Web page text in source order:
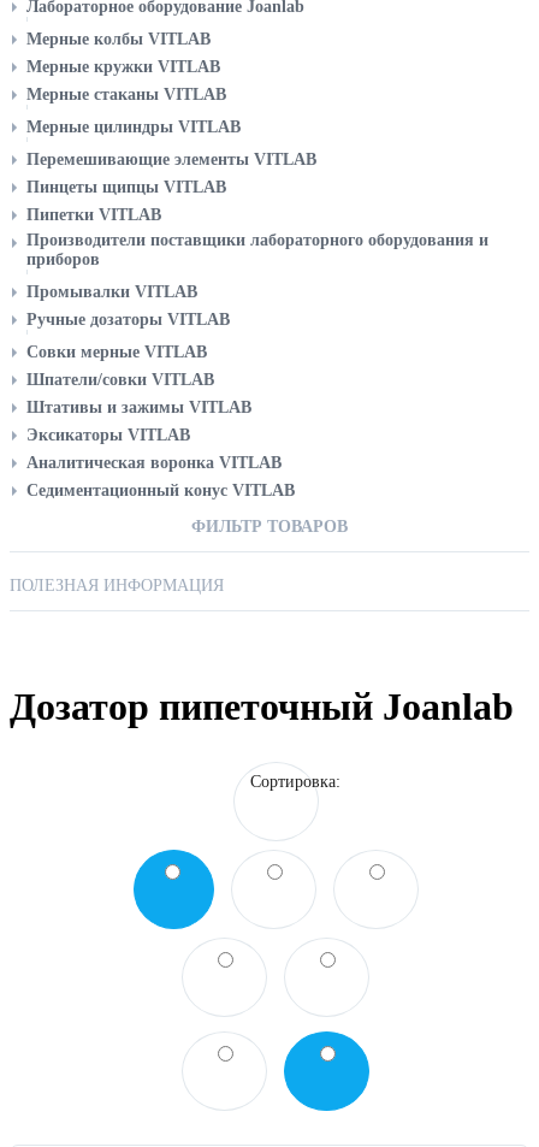
ЛАБОРАТОРНОЕ ОБОРУДОВАНИЕ JOANLAB
ПРОИЗВОДИТЕЛИ ПОСТАВЩИКИ ЛАБОРАТОРНОГО
ОБОРУДОВАНИЯ И ПРИБОРОВ
Лабораторное оборудование Joanlab
Весы лабораторные аналитические Joanlab
Диспенсер Joanlab
Дозатор пипеточный Joanlab
Мерные колбы VITLAB
Мерные кружки VITLAB
Мерные стаканы VITLAB
Лабораторная фарфоровая посуда
Мерные цилиндры VITLAB
Лабораторная фарфоровая посуда
Перемешивающие элементы VITLAB
Пинцеты щипцы VITLAB
Пипетки VITLAB
Производители поставщики лабораторного оборудования и
приборов
Лабораторное оборудование - Поставщик
Промывалки VITLAB
Ручные дозаторы VITLAB
Диспенсер Joanlab
Дозатор пипеточный Joanlab
Совки мерные VITLAB
Шпатели/совки VITLAB
Штативы и зажимы VITLAB
Эксикаторы VITLAB
Аналитическая воронка VITLAB
Седиментационный конус VITLAB
ФИЛЬТР ТОВАРОВ
ПОЛЕЗНАЯ ИНФОРМАЦИЯ
Дозатор пипеточный Joanlab
Сортировка: